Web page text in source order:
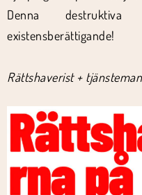
Denna
existensberättigande!
Rättshaverist +